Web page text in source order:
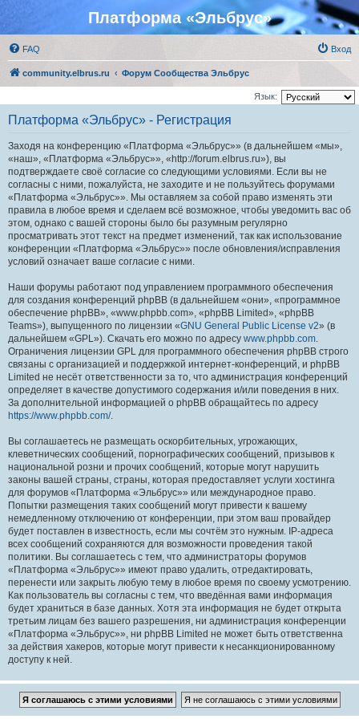
Платформа «Эльбрус»
FAQ Вход
community.elbrus.ru Форум Сообщества Эльбрус
Язык:
Платформа «Эльбрус» - Регистрация
Заходя на конференцию «Платформа «Эльбрус»» (в дальнейшем «мы»,
«наш», «Платформа «Эльбрус»», «http://forum.elbrus.ru»), вы
подтверждаете своё согласие со следующими условиями. Если вы не
согласны с ними, пожалуйста, не заходите и не пользуйтесь форумами
«Платформа «Эльбрус»». Мы оставляем за собой право изменять эти
правила в любое время и сделаем всё возможное, чтобы уведомить вас об
этом, однако с вашей стороны было бы разумным регулярно
просматривать этот текст на предмет изменений, так как использование
конференции «Платформа «Эльбрус»» после обновления/исправления
условий означает ваше согласие с ними.
Наши форумы работают под управлением программного обеспечения
для создания конференций phpBB (в дальнейшем «они», «программное
обеспечение phpBB», «www.phpbb.com», «phpBB Limited», «phpBB
Teams»), выпущенного по лицензии «GNU General Public License v2» (в
дальнейшем «GPL»). Скачать его можно по адресу www.phpbb.com.
Ограничения лицензии GPL для программного обеспечения phpBB строго
связаны с организацией и поддержкой интернет-конференций, и phpBB
Limited не несёт ответственности за то, что администрация конференций
определяет в качестве допустимого содержания и/или поведения в них.
За дополнительной информацией о phpBB обращайтесь по адресу
https://www.phpbb.com/.
Вы соглашаетесь не размещать оскорбительных, угрожающих,
клеветнических сообщений, порнографических сообщений, призывов к
национальной розни и прочих сообщений, которые могут нарушить
законы вашей страны, страны, которая предоставляет услуги хостинга
для форумов «Платформа «Эльбрус»» или международное право.
Попытки размещения таких сообщений могут привести к вашему
немедленному отключению от конференции, при этом ваш провайдер
будет поставлен в известность, если мы сочтём это нужным. IP-адреса
всех сообщений сохраняются для возможности проведения такой
политики. Вы соглашаетесь с тем, что администраторы форумов
«Платформа «Эльбрус»» имеют право удалить, отредактировать,
перенести или закрыть любую тему в любое время по своему усмотрению.
Как пользователь вы согласны с тем, что введённая вами информация
будет храниться в базе данных. Хотя эта информация не будет открыта
третьим лицам без вашего разрешения, ни администрация конференции
«Платформа «Эльбрус»», ни phpBB Limited не может быть ответственна
за действия хакеров, которые могут привести к несанкционированному
доступу к ней.